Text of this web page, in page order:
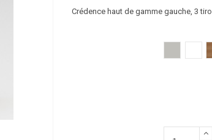
Crédence haut de gamme gauche, 3